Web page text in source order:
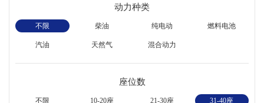
动力种类
不限 柴油 纯电动 燃料电池
汽油 天然气 混合动力
座位数
不限 10-20座 21-30座 31-40座